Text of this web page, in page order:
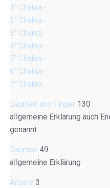
1° Chakra -
2° Chakra -
3° Chakra -
4° Chakra -
5° Chakra -
6° Chakra -
7° Chakra -
Daumen und Finger 130
allgemeine Erklärung auch
genannt
Daumen 49
allgemeine Erklärung
Ansatz 3